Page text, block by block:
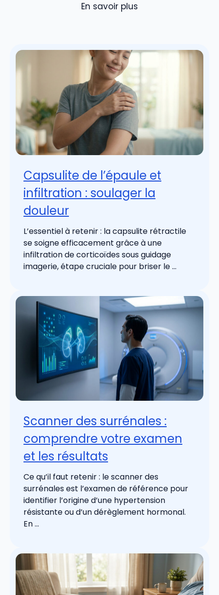
En savoir plus
Capsulite de l’épaule et
infiltration : soulager la
douleur
L’essentiel à retenir : la capsulite rétractile
se soigne efficacement grâce à une
infiltration de corticoïdes sous guidage
imagerie, étape cruciale pour briser le ...
Scanner des surrénales :
comprendre votre examen
et les résultats
Ce qu’il faut retenir : le scanner des
surrénales est l’examen de référence pour
identifier l’origine d’une hypertension
résistante ou d’un dérèglement hormonal.
En ...